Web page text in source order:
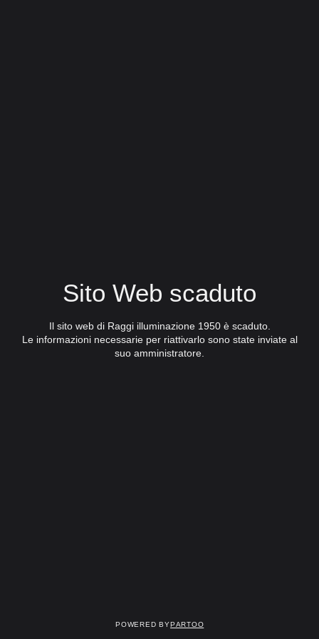
Sito Web scaduto
Il sito web di Raggi illuminazione 1950 è scaduto.
Le informazioni necessarie per riattivarlo sono state inviate al
suo amministratore.
Powered byPartoo